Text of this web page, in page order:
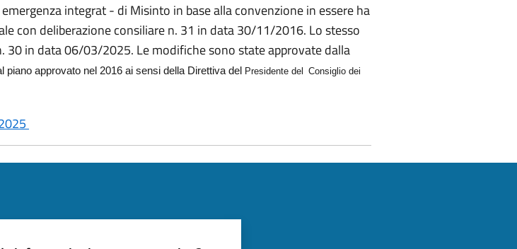
integrat - di Misinto in base alla convenzione in essere ha
con deliberazione consiliare n. 31 in data 30/11/2016. Lo stesso
30 in data 06/03/2025. Le modifiche sono state approvate dalla
piano approvato nel 2016 ai sensi della Direttiva del Presidente del
Consiglio dei